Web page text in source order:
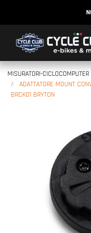
MISURATORI-CICLOCOMPUTER
ADATTATORE MOUNT
BRCK01 BRYTON